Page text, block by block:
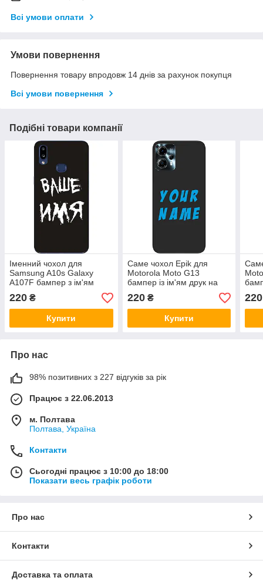
Всі умови оплати
Умови повернення
Повернення товару впродовж 14 днів за рахунок покупця
Всі умови повернення
Подібні товари компанії
Іменний чохол для
Samsung A10s Galaxy
A107F бампер з ім'ям
друк на чохлі
220 ₴
Купити
Саме чохол Epik для
Motorola Moto G13
бампер із ім'ям друк на
чохлі
220₴
Купити
220
Про нас
98% позитивних з 227 відгуків за рік
Працює з 22.06.2013
м. Полтава
Полтава, Україна
Контакти
Сьогодні працює з 10:00 до 18:00
Показати весь графік роботи
Про нас
Контакти
Доставка та оплата